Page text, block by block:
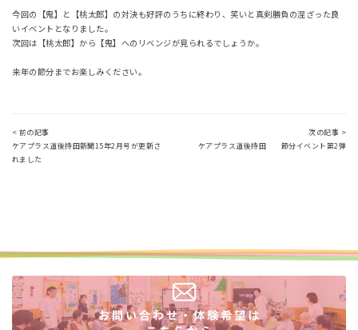
今回の【鬼】と【桃太郎】の対決も好評のうちに終わり、笑いと真剣勝負の混ざった良
いイベントとなりました。
次回は【桃太郎】から【鬼】へのリベンジが見られるでしょうか。
来年の節分までお楽しみください。
< 前の記事
ケアプラス道後持田新聞15年2月号が更新さ
れました
次の記事 >
ケアプラス道後持田 節分イベント第2弾